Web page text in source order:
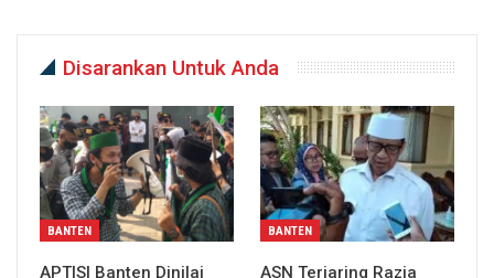
Disarankan Untuk Anda
BANTEN
APTISI Banten Dinilai
BANTEN
ASN Terjaring Razia